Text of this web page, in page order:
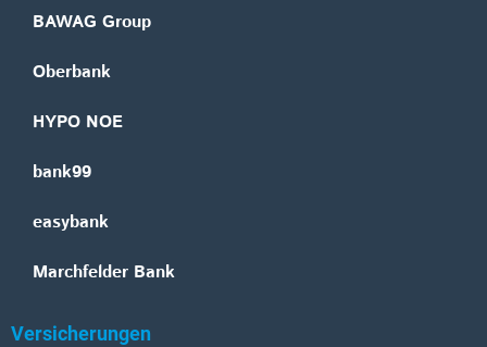
BAWAG Group
Oberbank
HYPO NOE
bank99
easybank
Marchfelder Bank
Versicherungen